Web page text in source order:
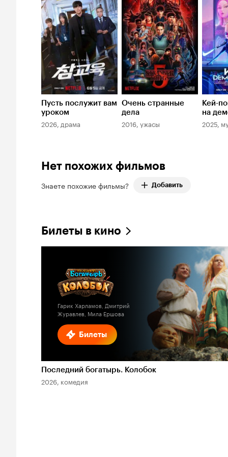
8.7
Пусть послужит вам
уроком
2026, драма
8.3
Очень странные
дела
2016, ужасы
Кей-
на
2025,
Нет похожих фильмов
Знаете похожие фильмы? Добавить
Билеты в кино
Билеты
Гарик Харламов, Дмитрий
Журавлев, Мила Ершова
Последний богатырь. Колобок
2026, комедия